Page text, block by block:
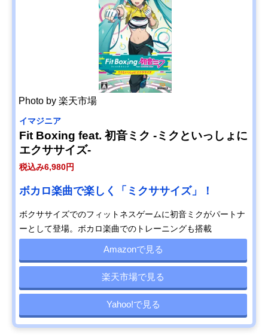
Photo by 楽天市場
イマジニア
Fit Boxing feat. 初音ミク ‐ミクといっしょに
エクササイズ‐
税込み6,980円
ボカロ楽曲で楽しく「ミクササイズ」！
ボクササイズでのフィットネスゲームに初音ミクがパートナ
ーとして登場。ボカロ楽曲でのトレーニングも搭載
Amazonで見る
楽天市場で見る
Yahoo!で見る